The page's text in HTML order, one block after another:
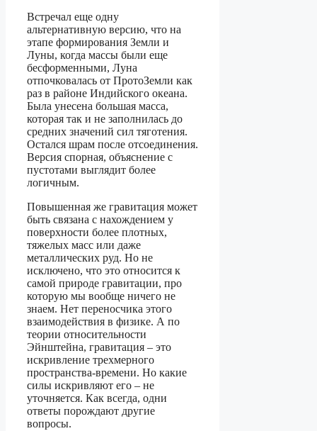
Встречал еще одну
альтернативную версию, что на
этапе формирования Земли и
Луны, когда массы были еще
бесформенными, Луна
отпочковалась от ПротоЗемли как
раз в районе Индийского океана.
Была унесена большая масса,
которая так и не заполнилась до
средних значений сил тяготения.
Остался шрам после отсоединения.
Версия спорная, объяснение с
пустотами выглядит более
логичным.
Повышенная же гравитация может
быть связана с нахождением у
поверхности более плотных,
тяжелых масс или даже
металлических руд. Но не
исключено, что это относится к
самой природе гравитации, про
которую мы вообще ничего не
знаем. Нет переносчика этого
взаимодействия в физике. А по
теории относительности
Эйнштейна, гравитация – это
искривление трехмерного
пространства-времени. Но какие
силы искривляют его – не
уточняется. Как всегда, одни
ответы порождают другие
вопросы.